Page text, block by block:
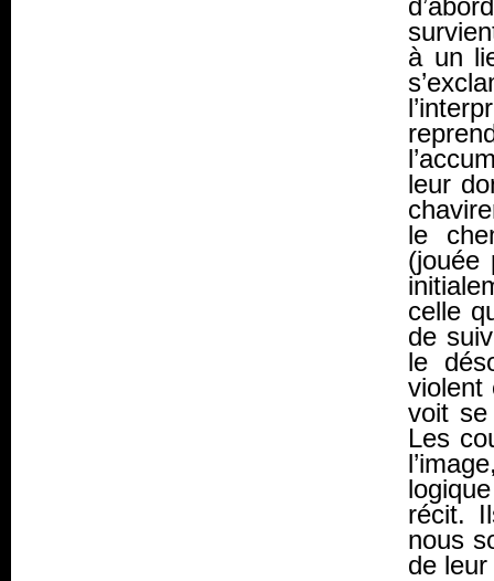
à un
leur
le
(jouée
celle
de
le
violent
voit
Les
récit.
nous
de